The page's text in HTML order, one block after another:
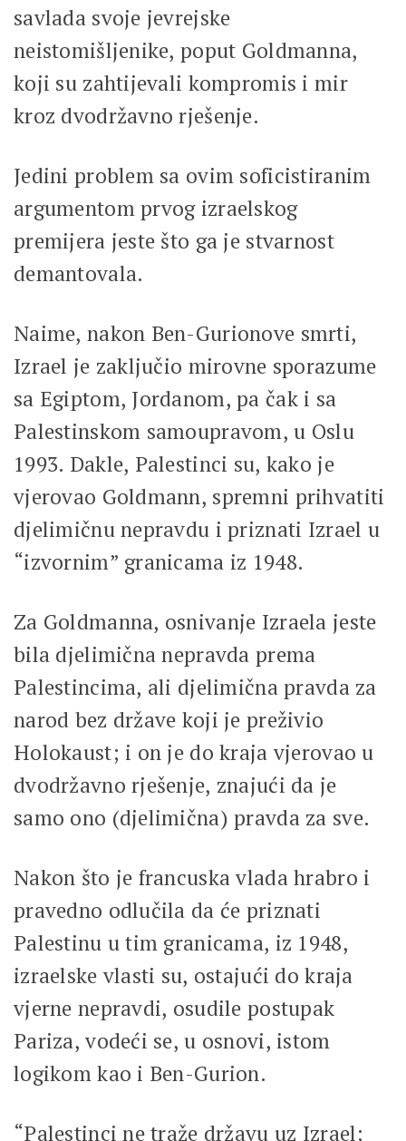
savlada svoje jevrejske
neistomišljenike, poput Goldmanna,
koji su zahtijevali kompromis i mir
kroz dvodržavno rješenje.
Jedini problem sa ovim soficistiranim
argumentom prvog izraelskog
premijera jeste što ga je stvarnost
demantovala.
Naime, nakon Ben-Gurionove smrti,
Izrael je zaključio mirovne sporazume
sa Egiptom, Jordanom, pa čak i sa
Palestinskom samoupravom, u Oslu
1993. Dakle, Palestinci su, kako je
vjerovao Goldmann, spremni prihvatiti
djelimičnu nepravdu i priznati Izrael u
“izvornim” granicama iz 1948.
Za Goldmanna, osnivanje Izraela jeste
bila djelimična nepravda prema
Palestincima, ali djelimična pravda za
narod bez države koji je preživio
Holokaust; i on je do kraja vjerovao u
dvodržavno rješenje, znajući da je
samo ono (djelimična) pravda za sve.
Nakon što je francuska vlada hrabro i
pravedno odlučila da će priznati
Palestinu u tim granicama, iz 1948,
izraelske vlasti su, ostajući do kraja
vjerne nepravdi, osudile postupak
Pariza, vodeći se, u osnovi, istom
logikom kao i Ben-Gurion.
“Palestinci ne traže državu uz Izrael;